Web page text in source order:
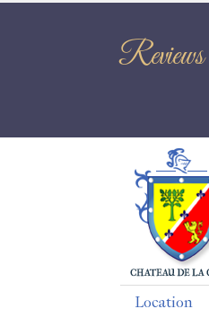
Location